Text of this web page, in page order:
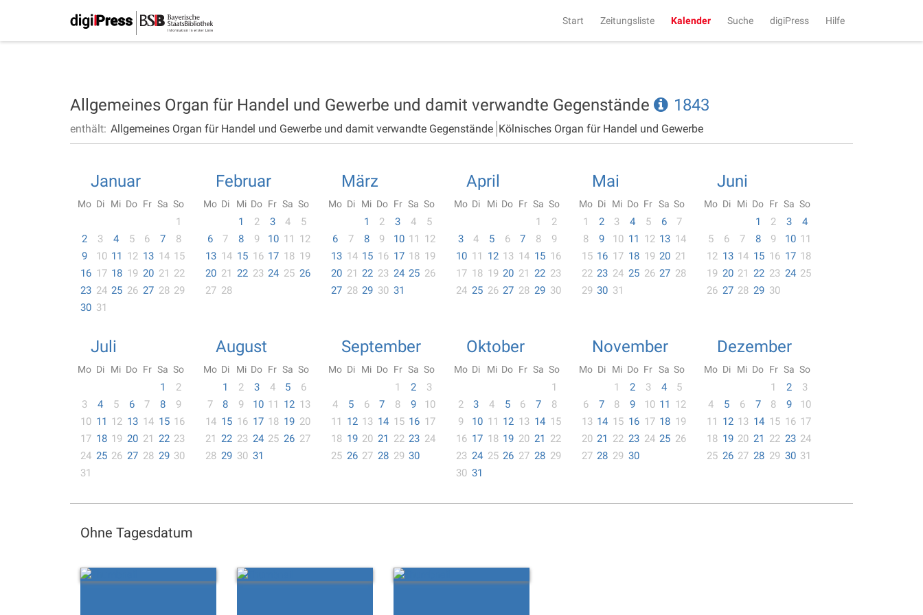
Start Zeitungsliste Kalender Suche digiPress Hilfe
Allgemeines Organ für Handel und Gewerbe und damit verwandte Gegenstände 1843
enthält: Allgemeines Organ für Handel und Gewerbe und damit verwandte Gegenstände Kölnisches Organ für Handel und Gewerbe
Januar
Mo Di Mi Do Fr Sa So
1
2
3 4 5 6 7
8
9
10 11 12 13 14 15
16 17 18 19 20 21 22
23 24 25 26 27 28 29
30 31
Februar
Mo Di Mi Do Fr Sa So
1 2 3 4
5
6
7 8 9 10 11
12
13 14 15 16 17 18 19
20 21 22 23 24 25 26
27 28
März
Mo Di Mi Do Fr Sa So
1 2 3 4
5
6
7 8 9 10 11
12
13 14 15 16 17 18 19
20 21 22 23 24 25 26
27 28 29 30 31
April
Mo Di Mi Do Fr Sa So
1
2
3
4 5 6 7 8
9
10 11 12 13 14 15 16
17 18 19 20 21 22 23
24 25 26 27 28 29 30
Mai
Mo Di Mi Do Fr Sa So
1 2 3 4 5 6
7
8
9 10 11 12 13 14
15 16 17 18 19 20 21
22 23 24 25 26 27 28
29 30 31
Juni
Mo Di Mi Do Fr Sa So
1 2 3
4
5
6 7 8 9 10 11
12 13 14 15 16 17 18
19 20 21 22 23 24 25
26 27 28 29 30
Juli
Mo Di Mi Do Fr Sa So
1
2
3
4 5 6 7 8
9
10 11 12 13 14 15 16
17 18 19 20 21 22 23
24 25 26 27 28 29 30
31
August
Mo Di Mi Do Fr Sa So
1 2 3 4 5
6
7
8 9 10 11 12 13
14 15 16 17 18 19 20
21 22 23 24 25 26 27
28 29 30 31
September
Mo Di Mi Do Fr Sa So
1 2
3
4
5 6 7 8 9
10
11
12 13 14 15 16 17
18 19 20 21 22 23 24
25 26 27 28 29 30
Oktober
Mo Di Mi Do Fr Sa So
1
2
3 4 5 6 7
8
9
10 11 12 13 14 15
16 17 18 19 20 21 22
23 24 25 26 27 28 29
30 31
November
Mo Di Mi Do Fr Sa So
1 2 3 4
5
6
7 8 9 10 11 12
13 14 15 16 17 18 19
20 21 22 23 24 25 26
27 28 29 30
Dezember
Mo Di Mi Do Fr Sa So
1 2
3
4
5 6 7 8 9
10
11
12 13 14 15 16 17
18 19 20 21 22 23 24
25 26 27 28 29 30 31
Ohne Tagesdatum